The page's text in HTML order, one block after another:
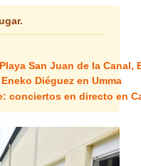
San Juan de la Canal,
Diéguez en Umma
conciertos en directo en